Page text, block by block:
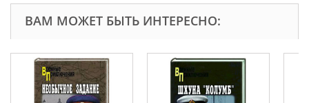
ВАМ МОЖЕТ БЫТЬ ИНТЕРЕСНО: